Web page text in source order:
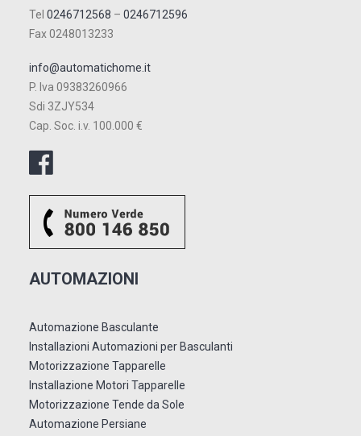
Tel 0246712568 – 0246712596
Fax 0248013233
info@automatichome.it
P. Iva 09383260966
Sdi 3ZJY534
Cap. Soc. i.v. 100.000 €
AUTOMAZIONI
Automazione Basculante
Installazioni Automazioni per Basculanti
Motorizzazione Tapparelle
Installazione Motori Tapparelle
Motorizzazione Tende da Sole
Automazione Persiane